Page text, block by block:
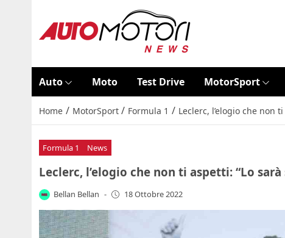
Auto Moto Test Drive MotorSport
Home / MotorSport / Formula 1 / Leclerc, l’elogio che non
Formula 1 News
Leclerc, l’elogio che non ti aspetti: “Lo
Bellan Bellan - 18 Ottobre 2022